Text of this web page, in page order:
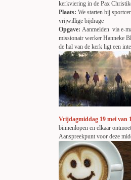
kerkviering in de Pax
Plaats: We starten bij
vrijwillige bijdrage
Opgave: Aanmelden via e-
missionair werker Hanneke
de hal van de kerk ligt een
Vrijdagmiddag 19 mei van
binnenlopen en elkaar
Aanspreekpunt voor deze